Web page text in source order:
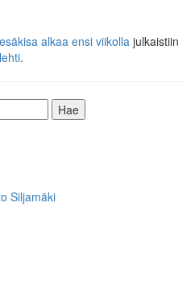
alkaa ensi viikolla julkaistiin
.
Siljamäki